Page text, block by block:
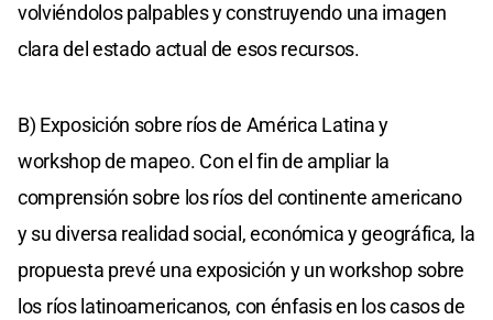
volviéndolos palpables y construyendo una imagen
clara del estado actual de esos recursos.
B) Exposición sobre ríos de América Latina y
workshop de mapeo. Con el fin de ampliar la
comprensión sobre los ríos del continente americano
y su diversa realidad social, económica y geográfica, la
propuesta prevé una exposición y un workshop sobre
los ríos latinoamericanos, con énfasis en los casos de